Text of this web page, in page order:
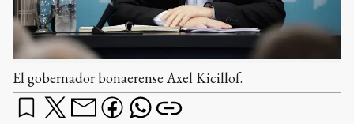
El gobernador bonaerense Axel Kicillof.